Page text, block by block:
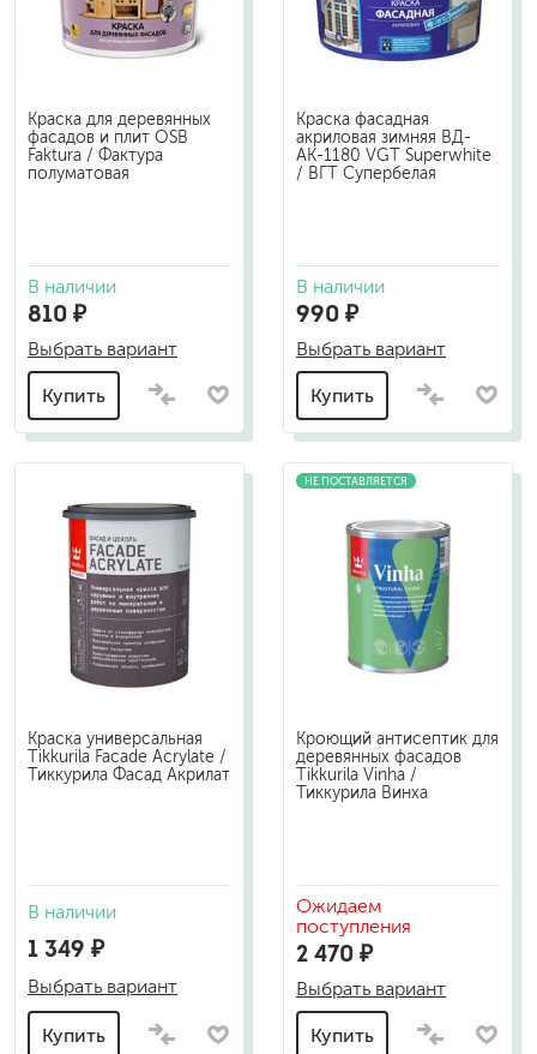
Краска для деревянных
фасадов и плит OSB
Faktura / Фактура
полуматовая
В наличии
810 ₽
Выбрать вариант
Купить
Краска фасадная
акриловая зимняя ВД-
АК-1180 VGT Superwhite
/ ВГТ Супербелая
В наличии
990 ₽
Выбрать вариант
Купить
Краска универсальная
Tikkurila Facade Acrylate /
Тиккурила Фасад Акрилат
В наличии
1 349 ₽
Выбрать вариант
Купить
НЕ ПОСТАВЛЯЕТСЯ
Кроющий антисептик для
деревянных фасадов
Tikkurila Vinha /
Тиккурила Винха
Ожидаем
поступления
2 470 ₽
Выбрать вариант
Купить